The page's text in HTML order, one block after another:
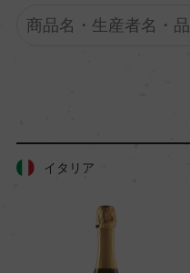
生産者別に表示
色別に表示
イタリア